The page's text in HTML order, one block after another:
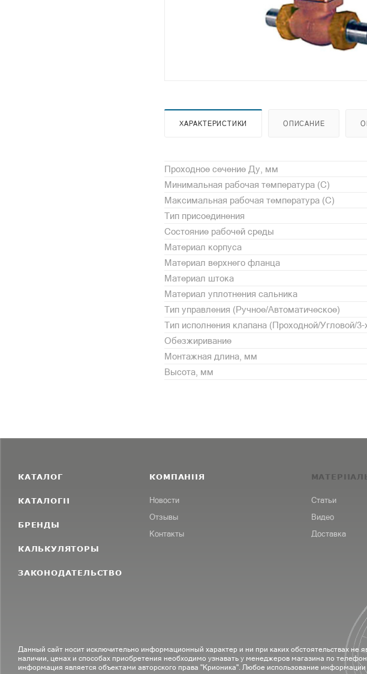
ХАРАКТЕРИСТИКИ ОПИСАНИЕ
Проходное сечение Ду, мм
Минимальная рабочая температура (С)
Максимальная рабочая температура (С)
Тип присоединения
Состояние рабочей среды
Материал корпуса
Материал верхнего фланца
Материал штока
Материал уплотнения сальника
Тип управления (Ручное/Автоматическое)
Тип исполнения клапана (Проходной/Угловой/3-
Обезжиривание
Монтажная длина, мм
Высота, мм
КАТАЛОГ
КАТАЛОГИ
БРЕНДЫ
КАЛЬКУЛЯТОРЫ
ЗАКОНОДАТЕЛЬСТВО
КОМПАНИЯ
Новости
Отзывы
Контакты
Статьи
Видео
Доставка
Данный сайт носит исключительно информационный характер и ни при каких обстоятельствах
наличии, ценах и способах приобретения необходимо узнавать у менеджеров магазина по
информация является объектами авторского права "Крионика". Любое использование